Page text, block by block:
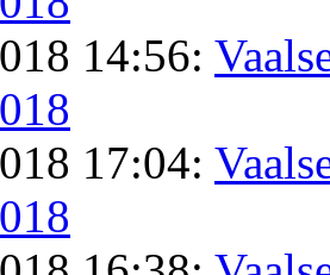
14:56:
17:04: